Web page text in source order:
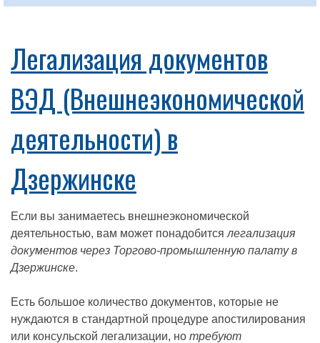
Легализация документов
ВЭД (Внешнеэкономической
деятельности) в
Дзержинске
Если вы занимаетесь внешнеэкономической
деятельностью, вам может понадобится легализация
документов через Торгово-промышленную палату в
Дзержинске.
Есть большое количество документов, которые не
нуждаются в стандартной процедуре апостилирования
или консульской легализации, но требуют